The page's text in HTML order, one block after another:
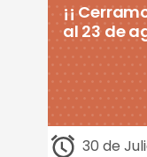
¡¡
al 23 de
30 de